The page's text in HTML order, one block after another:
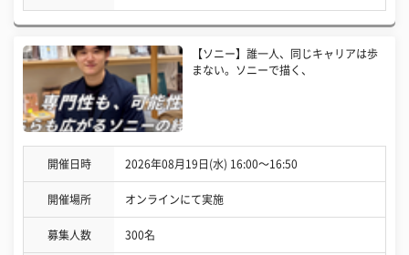
【ソニー】誰一人、同じキャリアは歩
まない。ソニーで描く、
開催日時 2026年08月19日(水) 16:00〜16:50
開催場所 オンラインにて実施
募集人数 300名